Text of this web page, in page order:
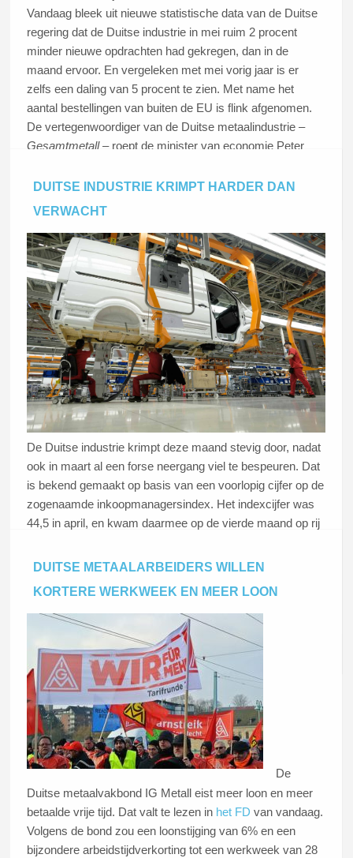
Vandaag bleek uit nieuwe statistische data van de Duitse
regering dat de Duitse industrie in mei ruim 2 procent
minder nieuwe opdrachten had gekregen, dan in de
maand ervoor. En vergeleken met mei vorig jaar is er
zelfs een daling van 5 procent te zien. Met name het
aantal bestellingen van buiten de EU is flink afgenomen.
De vertegenwoordiger van de Duitse metaalindustrie –
Gesamtmetall– roept de minister van economie Peter
DUITSE INDUSTRIE KRIMPT HARDER DAN
VERWACHT
De Duitse industrie krimpt deze maand stevig door, nadat
ook in maart al een forse neergang viel te bespeuren. Dat
is bekend gemaakt op basis van een voorlopig cijfer op de
zogenaamde inkoopmanagersindex. Het indexcijfer was
44,5 in april, en kwam daarmee op de vierde maand op rij
“verdere sterke daling” van de nieuwe exportorders, aldus
uitvoeren.
Lees dit artikel
DUITSE METAALARBEIDERS WILLEN
KORTERE WERKWEEK EN MEER LOON
De
Duitse metaalvakbond IG Metall eist meer loon en meer
betaalde vrije tijd. Dat valt te lezen in het FD van vandaag.
Volgens de bond zou een loonstijging van 6% en een
bijzondere arbeidstijdverkorting tot een werkweek van 28